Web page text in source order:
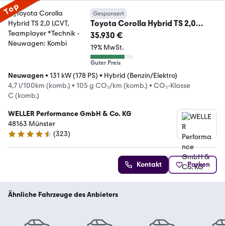
Top Gesponsert
Toyota Corolla Hybrid TS 2,0
l,CVT, Teamplayer *Technik
35.930 €
19% MwSt.
Guter Preis
Neuwagen• 131 kW (178 PS) • Hybrid (Benzin/Elektro)
4,7 l/100km (komb.) • 105 g CO₂/km (komb.) • CO₂-Klasse
C (komb.)
WELLER Performance GmbH & Co. KG
48163 Münster
4.3 Sterne
(323)
Kontakt Parken
Ähnliche Fahrzeuge des Anbieters